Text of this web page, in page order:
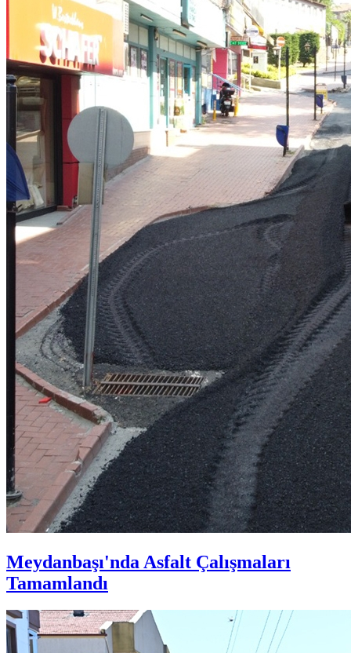
Meydanbaşı'nda Asfalt Çalışmaları
Tamamlandı